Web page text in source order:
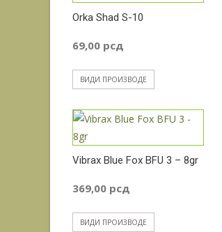
Orka Shad S-10
69,00 рсд
ВИДИ ПРОИЗВОДЕ
Vibrax Blue Fox BFU 3 – 8gr
369,00 рсд
ВИДИ ПРОИЗВОДЕ